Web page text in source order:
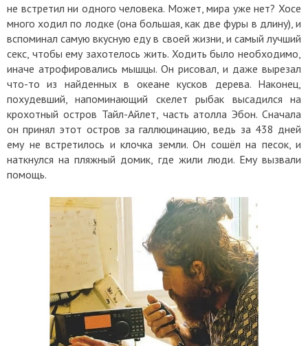
не встретил ни одного человека. Может, мира уже нет? Хосе
много ходил по лодке (она большая, как две фуры в длину), и
вспоминал самую вкусную еду в своей жизни, и самый лучший
секс, чтобы ему захотелось жить. Ходить было необходимо,
иначе атрофировались мышцы. Он рисовал, и даже вырезал
что-то из найденных в океане кусков дерева. Наконец,
похудевший, напоминающий скелет рыбак высадился на
крохотный остров Тайл-Айлет, часть атолла Эбон. Сначала
он принял этот остров за галлюцинацию, ведь за 438 дней
ему не встретилось и клочка земли. Он сошёл на песок, и
наткнулся на пляжный домик, где жили люди. Ему вызвали
помощь.